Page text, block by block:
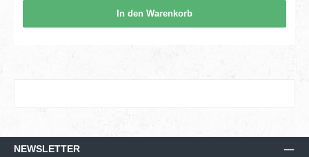
In den Warenkorb
NEWSLETTER